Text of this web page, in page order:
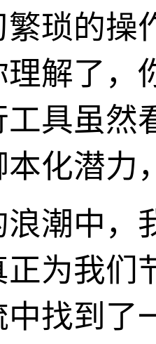
繁琐的操
解了，
工具虽然
化潜力
潮中，
为我们
找到了